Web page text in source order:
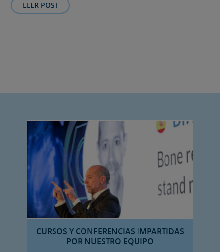
LEER POST
CURSOS Y CONFERENCIAS IMPARTIDAS
POR NUESTRO EQUIPO